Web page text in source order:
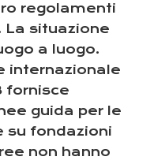
regolamenti
La situazione
a luogo.
internazionale
fornisce
guida per le
su fondazioni
non hanno